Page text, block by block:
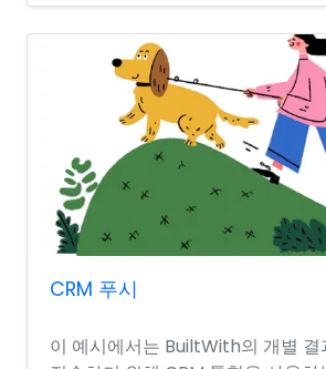
CRM 푸시
이 예시에서는 BuiltWith의 개별 결